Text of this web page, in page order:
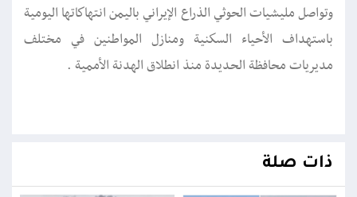
وتواصل مليشيات الحوثي الذراع الإيراني باليمن انتهاكاتها اليومية
باستهداف الأحياء السكنية ومنازل المواطنين في مختلف
مديريات محافظة الحديدة منذ انطلاق الهدنة الأممية .
ذات صلة